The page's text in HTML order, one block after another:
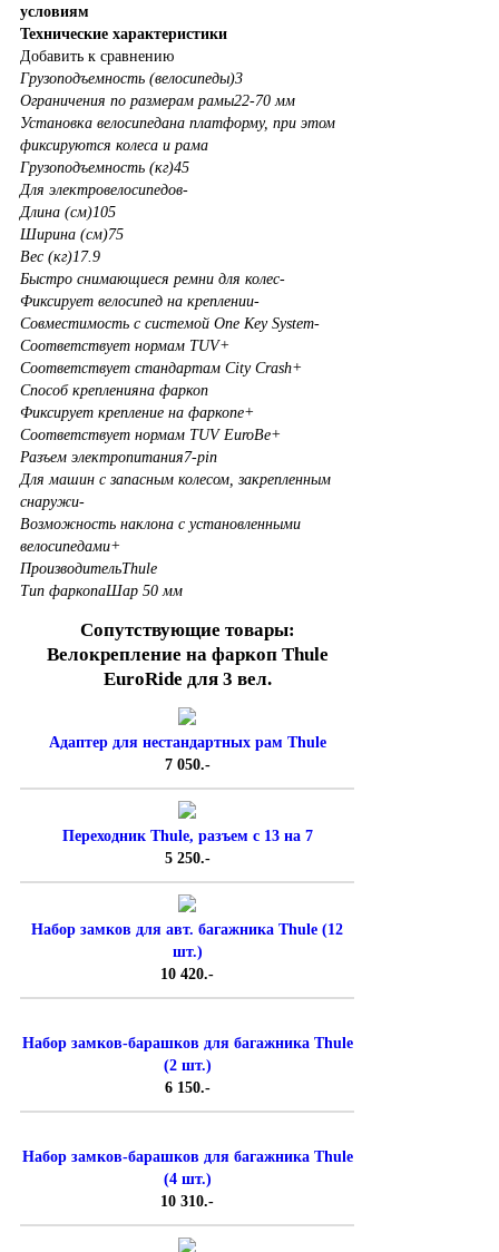
условиям
Технические характеристики
Добавить к сравнению
Грузоподъемность (велосипеды)3
Ограничения по размерам рамы22-70 мм
Установка велосипедана платформу, при этом
фиксируются колеса и рама
Грузоподъемность (кг)45
Для электровелосипедов-
Длина (см)105
Ширина (см)75
Вес (кг)17.9
Быстро снимающиеся ремни для колес-
Фиксирует велосипед на креплении-
Совместимость с системой One Key System-
Соответствует нормам TUV+
Соответствует стандартам City Crash+
Способ крепленияна фаркоп
Фиксирует крепление на фаркопе+
Соответствует нормам TUV EuroBe+
Разъем электропитания7-pin
Для машин с запасным колесом, закрепленным
снаружи-
Возможность наклона с установленными
велосипедами+
ПроизводительThule
Тип фаркопаШар 50 мм
Cопутствующие товары:
Велокрепление на фаркоп Thule
EuroRide для 3 вел.
Адаптер для нестандартных рам Thule
7 050.-
Переходник Thule, разъем с 13 на 7
5 250.-
Набор замков для авт. багажника Thule (12
шт.)
10 420.-
Набор замков-барашков для багажника Thule
(2 шт.)
6 150.-
Набор замков-барашков для багажника Thule
(4 шт.)
10 310.-